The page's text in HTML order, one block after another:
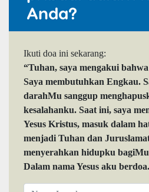
Anda?
Ikuti doa ini sekarang:
“Tuhan, saya mengakui
Saya membutuhkan Engkau.
darahMu sanggup
kesalahanku. Saat ini, saya
Yesus Kristus, masuk dalam
menjadi Tuhan dan
menyerahkan hidupku
Dalam nama Yesus aku